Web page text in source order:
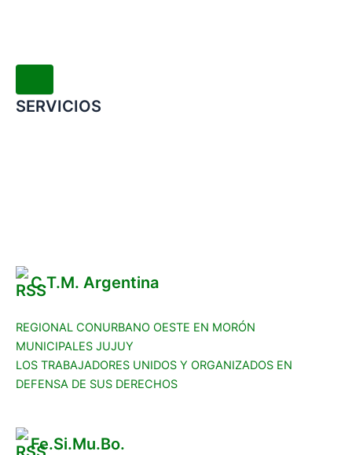
SERVICIOS
C.T.M. Argentina
REGIONAL CONURBANO OESTE EN MORÓN
MUNICIPALES JUJUY
LOS TRABAJADORES UNIDOS Y ORGANIZADOS EN
DEFENSA DE SUS DERECHOS
Fe.Si.Mu.Bo.